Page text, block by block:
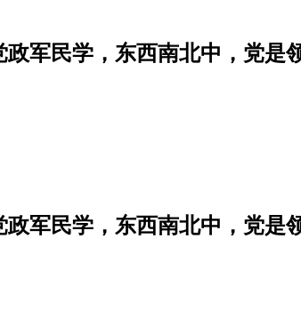
军民学，东西南北中，党
军民学，东西南北中，党